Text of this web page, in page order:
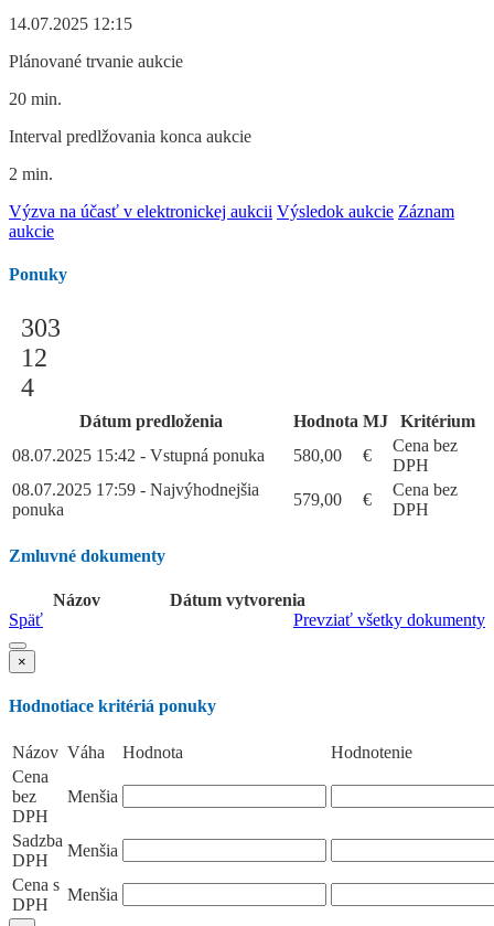
14.07.2025 12:15
Plánované trvanie aukcie
20 min.
Interval predlžovania konca aukcie
2 min.
Výzva na účasť v elektronickej aukcii Výsledok aukcie Záznam
aukcie
Ponuky
303
12
4
Dátum predloženia Hodnota MJ
Kritérium
08.07.2025 15:42 - Vstupná ponuka
580,00 €
Cena bez
DPH
08.07.2025 17:59 - Najvýhodnejšia
ponuka
579,00 €
Cena bez
DPH
Zmluvné dokumenty
Názov
Dátum vytvorenia
Prevziať všetky dokumenty
Späť
×
Hodnotiace kritériá ponuky
Názov Váha Hodnota
Hodnotenie
Cena
bez
DPH
Menšia
Sadzba
DPH
Menšia
Cena s
DPH
Menšia